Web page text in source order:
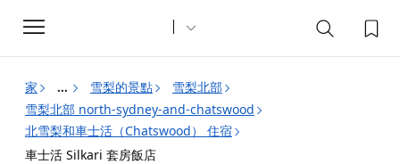
Toggle
navigation
家 ... 雪梨的景點
雪梨北部
雪梨北部 north-sydney-and-chatswood
北雪梨和車士活（Chatswood） 住宿
車士活 Silkari 套房飯店